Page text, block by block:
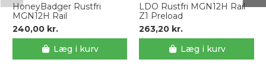
HoneyBadger Rustfri
MGN12H Rail
240,00 kr.
Læg i kurv
LDO Rustfri MGN12H Rail
Z1 Preload
263,20 kr.
Læg i kurv